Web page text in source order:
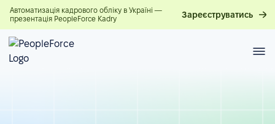
Автоматизація кадрового обліку в Україні —
презентація PeopleForce Kadry
Зареєструватись